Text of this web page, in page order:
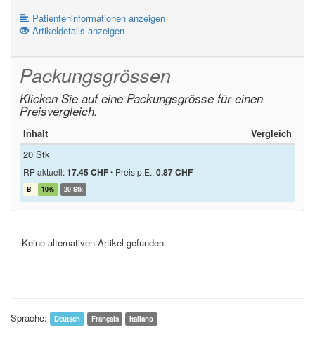
Patienteninformationen anzeigen
Artikeldetails anzeigen
Packungsgrössen
Klicken Sie auf eine Packungsgrösse für einen
Preisvergleich.
Inhalt
Vergleich
20 Stk
RP aktuell:17.45 CHF• Preis p.E.:0.87 CHF
B 10% 20 Stk
Keine alternativen Artikel gefunden.
Sprache: Deutsch Français Italiano